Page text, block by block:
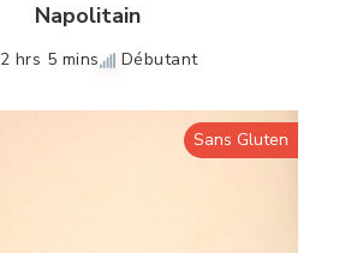
Napolitain
2 hrs 5 mins Débutant
Sans Gluten